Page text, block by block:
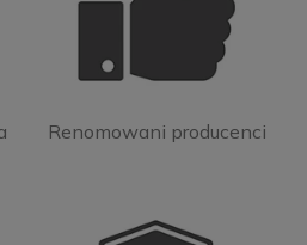
Renomowani producenci